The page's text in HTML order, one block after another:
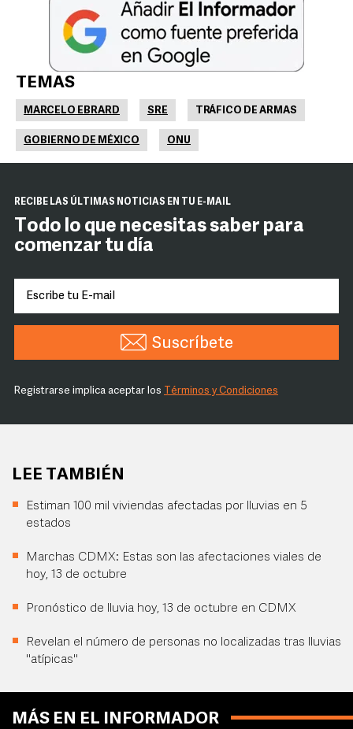
TEMAS
MARCELO EBRARD SRE TRÁFICO DE ARMAS
GOBIERNO DE MÉXICO ONU
RECIBE LAS ÚLTIMAS NOTICIAS EN TU E-MAIL
Todo lo que necesitas saber para
comenzar tu día
Suscríbete
Registrarse implica aceptar los Términos y Condiciones
LEE TAMBIÉN
Estiman 100 mil viviendas afectadas por lluvias en 5
estados
Marchas CDMX: Estas son las afectaciones viales de
hoy, 13 de octubre
Pronóstico de lluvia hoy, 13 de octubre en CDMX
Revelan el número de personas no localizadas tras lluvias
"atípicas"
MÁS EN EL INFORMADOR